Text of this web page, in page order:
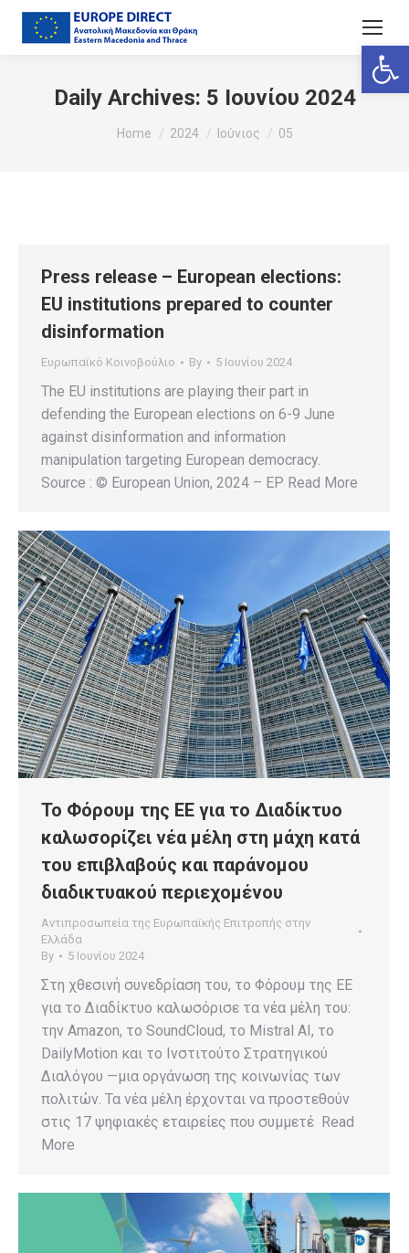
Daily Archives: 5 Ιουνίου 2024
You are here:
Home 2024 Ιούνιος 05
Press release – European elections:
EU institutions prepared to counter
disinformation
Ευρωπαϊκό Κοινοβούλιο By 5 Ιουνίου 2024
The EU institutions are playing their part in
defending the European elections on 6-9 June
against disinformation and information
manipulation targeting European democracy.
Source : © European Union, 2024 – EP Read More
Το Φόρουμ της ΕΕ για το Διαδίκτυο
καλωσορίζει νέα μέλη στη μάχη κατά
του επιβλαβούς και παράνομου
διαδικτυακού περιεχομένου
Αντιπροσωπεία της Ευρωπαϊκής Επιτροπής στην
Ελλάδα
By
5 Ιουνίου 2024
Στη χθεσινή συνεδρίαση του, το Φόρουμ της ΕΕ
για το Διαδίκτυο καλωσόρισε τα νέα μέλη του:
την Amazon, το SoundCloud, το Mistral AI, το
DailyMotion και το Ινστιτούτο Στρατηγικού
Διαλόγου —μια οργάνωση της κοινωνίας των
πολιτών. Τα νέα μέλη έρχονται να προστεθούν
στις 17 ψηφιακές εταιρείες που συμμετέ Read
More